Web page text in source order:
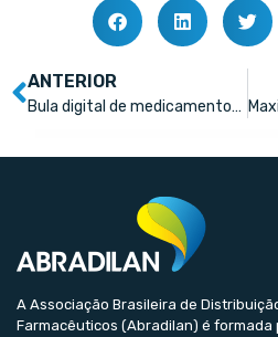
ANTERIOR
Bula digital de medicamentos será tema de webinar
A Associação Brasileira de
Farmacêuticos (Abradilan) é